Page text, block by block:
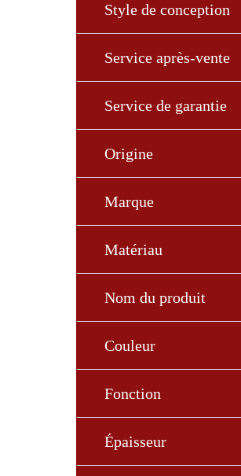
Style de conception
Service après-vente
Service de garantie
Origine
Marque
Matériau
Nom du produit
Couleur
Fonction
Épaisseur